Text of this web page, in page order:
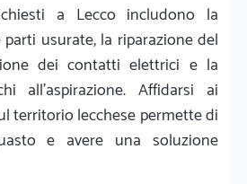
a Lecco includono la
usurate, la riparazione del
dei contatti elettrici e la
all'aspirazione. Affidarsi ai
territorio lecchese permette di
e avere una soluzione